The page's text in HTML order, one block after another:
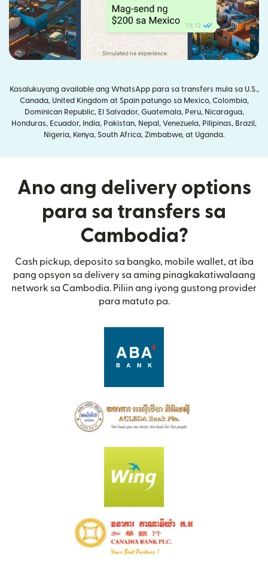
Kasalukuyang available ang WhatsApp para sa transfers mula sa U.S.,
Canada, United Kingdom at Spain patungo sa Mexico, Colombia,
Dominican Republic, El Salvador, Guatemala, Peru, Nicaragua,
Honduras, Ecuador, India, Pakistan, Nepal, Venezuela, Pilipinas, Brazil,
Nigeria, Kenya, South Africa, Zimbabwe, at Uganda.
Ano ang delivery options
para sa transfers sa
Cambodia?
Cash pickup, deposito sa bangko, mobile wallet, at iba
pang opsyon sa delivery sa aming pinagkakatiwalaang
network sa Cambodia. Piliin ang iyong gustong provider
para matuto pa.